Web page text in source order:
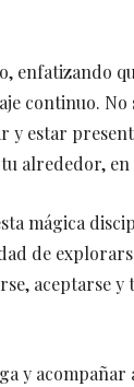
continuo.
y estar
alrededor,
mágica
de
aceptarse
y acompañar